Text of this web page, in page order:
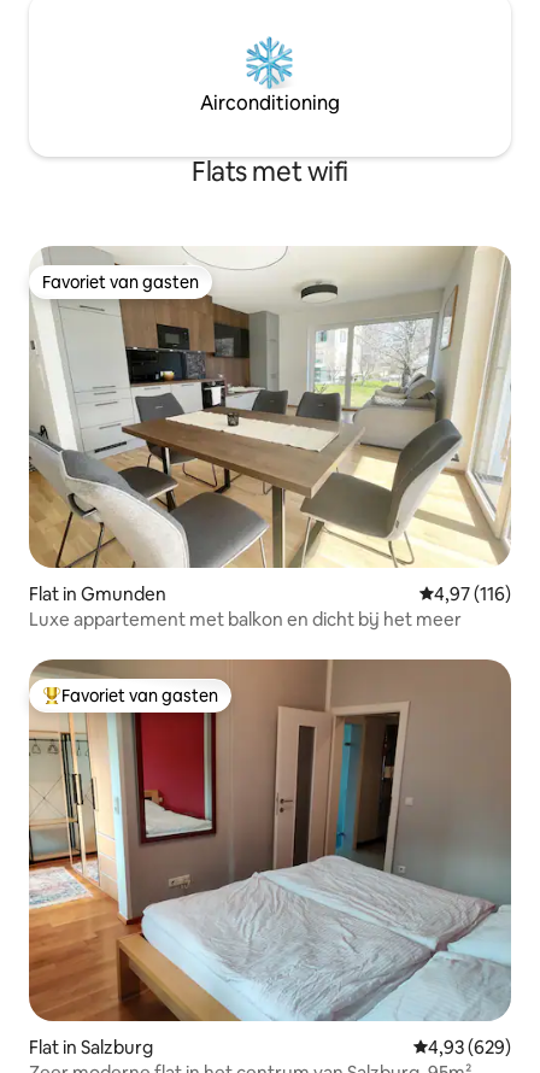
Airconditioning
Flats met wifi
Favoriet van gasten
Favoriet van gasten
Flat in Gmunden Gemiddelde
4,97 (116)
Luxe appartement met balkon en dicht bij het meer
Topfavoriet van gasten
Favoriet van gasten
Flat in Salzburg Gemiddelde
4,93 (629)